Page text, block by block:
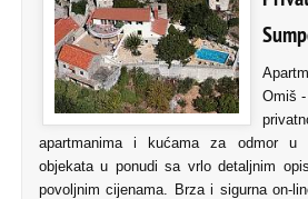
Omiš
apartmanima i kućama za odmor u
objekata u ponudi sa vrlo detaljnim
povoljnim cijenama. Brza i sigurna on-